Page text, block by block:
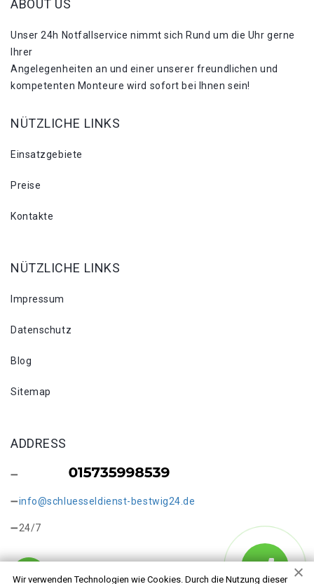
Wir verwenden Technologien wie Cookies. Durch die Nutzung dieser
ABOUT US
Unser 24h Notfallservice nimmt sich Rund um die Uhr gerne
Ihrer
Angelegenheiten an und einer unserer freundlichen und
kompetenten Monteure wird sofort bei Ihnen sein!
NÜTZLICHE LINKS
Einsatzgebiete
Preise
Kontakte
NÜTZLICHE LINKS
Impressum
Datenschutz
Blog
Sitemap
ADDRESS
info@schluesseldienst-bestwig24.de
24/7